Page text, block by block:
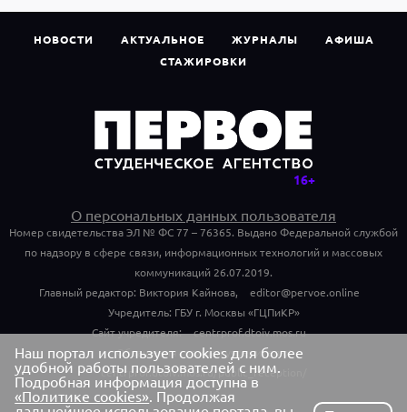
НОВОСТИ АКТУАЛЬНОЕ ЖУРНАЛЫ
АФИША
СТАЖИРОВКИ
О персональных данных пользователя
Номер свидетельства ЭЛ № ФС 77 – 76365. Выдано Федеральной службой
по надзору в сфере связи, информационных технологий и массовых
коммуникаций 26.07.2019.
Главный редактор: Виктория Кайнова,
editor@pervoe.online
Учредитель: ГБУ г. Москвы «ГЦПиКР»
Сайт учредителя:
centrprof.dtoiv.mos.ru
Обращения граждан учредителю:
centrprof.dtoiv.mos.ru/public_reception/
Наш портал использует cookies для более
удобной работы пользователей с ним.
Подробная информация доступна в
«Политике cookies». Продолжая